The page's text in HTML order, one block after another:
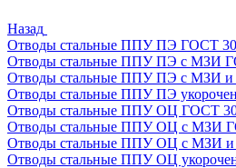
Назад
Отводы стальные ППУ ПЭ ГОСТ
Отводы стальные ППУ ПЭ с МЗИ
Отводы стальные ППУ ПЭ с МЗИ
Отводы стальные ППУ ПЭ
Отводы стальные ППУ ОЦ ГОСТ
Отводы стальные ППУ ОЦ с МЗИ
Отводы стальные ППУ ОЦ с МЗИ
Отводы стальные ППУ ОЦ